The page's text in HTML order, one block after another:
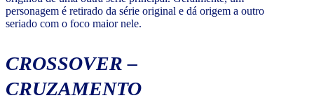
personagem é retirado da série original e dá origem a outro
seriado com o foco maior nele.
CROSSOVER –
CRUZAMENTO